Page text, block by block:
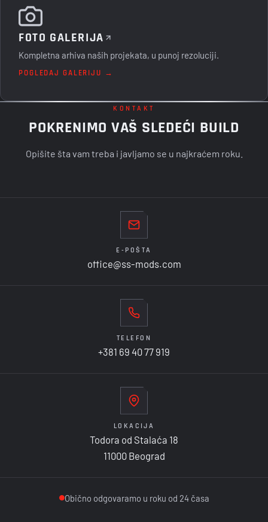
FOTO GALERIJA
Kompletna arhiva naših projekata, u punoj rezoluciji.
POGLEDAJ GALERIJU →
KONTAKT
POKRENIMO VAŠ SLEDEĆI BUILD
Opišite šta vam treba i javljamo se u najkraćem roku.
E-POŠTA
office@ss-mods.com
TELEFON
+381 69 40 77 919
LOKACIJA
Todora od Stalaća 18
11000 Beograd
Obično odgovaramo u roku od 24 časa